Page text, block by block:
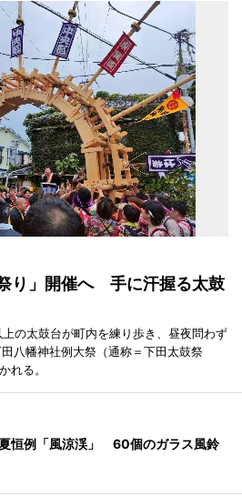
り」開催へ 手に汗握る太鼓
の太鼓台が町内を練り歩き、昼夜問わず
八幡神社例大祭（通称＝下田太鼓祭
れる。
恒例「風涼渓」 60個のガラス風鈴